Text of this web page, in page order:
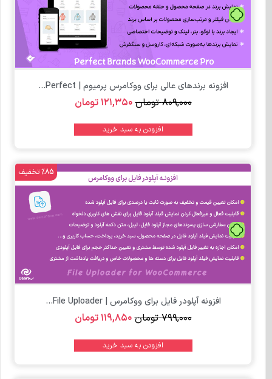
تومان
افزونه برندهای عالی برای ووکامرس پرمیوم | Perfect...
۸۰۹,۰۰۰ تومان۱۲۱,۳۵۰تومان
افزودن به سبد خرید
تومان
%85 تخفیف
افزونه آپلودر فایل برای ووکامرس | File Uploader...
۷۹۹,۰۰۰ تومان۱۱۹,۸۵۰تومان
افزودن به سبد خرید